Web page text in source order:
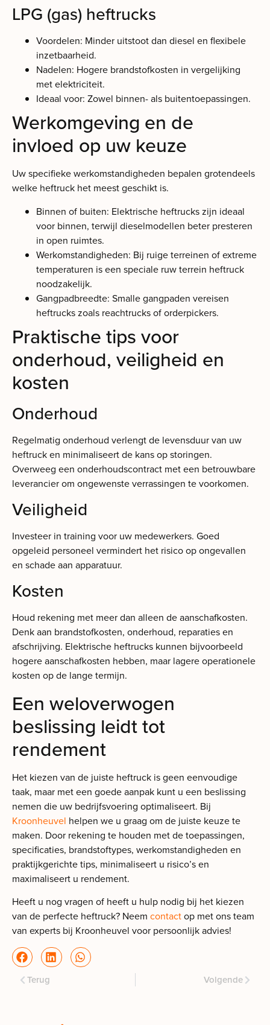
LPG (gas) heftrucks
Voordelen: Minder uitstoot dan diesel en flexibele
inzetbaarheid.
Nadelen: Hogere brandstofkosten in vergelijking
met elektriciteit.
Ideaal voor: Zowel binnen- als buitentoepassingen.
Werkomgeving en de
invloed op uw keuze
Uw specifieke werkomstandigheden bepalen grotendeels
welke heftruck het meest geschikt is.
Binnen of buiten: Elektrische heftrucks zijn ideaal
voor binnen, terwijl dieselmodellen beter presteren
in open ruimtes.
Werkomstandigheden: Bij ruige terreinen of extreme
temperaturen is een speciale ruw terrein heftruck
noodzakelijk.
Gangpadbreedte: Smalle gangpaden vereisen
heftrucks zoals reachtrucks of orderpickers.
Praktische tips voor
onderhoud, veiligheid en
kosten
Onderhoud
Regelmatig onderhoud verlengt de levensduur van uw
heftruck en minimaliseert de kans op storingen.
Overweeg een onderhoudscontract met een betrouwbare
leverancier om ongewenste verrassingen te voorkomen.
Veiligheid
Investeer in training voor uw medewerkers. Goed
opgeleid personeel vermindert het risico op ongevallen
en schade aan apparatuur.
Kosten
Houd rekening met meer dan alleen de aanschafkosten.
Denk aan brandstofkosten, onderhoud, reparaties en
afschrijving. Elektrische heftrucks kunnen bijvoorbeeld
hogere aanschafkosten hebben, maar lagere operationele
kosten op de lange termijn.
Een weloverwogen
beslissing leidt tot
rendement
Het kiezen van de juiste heftruck is geen eenvoudige
taak, maar met een goede aanpak kunt u een beslissing
nemen die uw bedrijfsvoering optimaliseert. Bij
Kroonheuvel helpen we u graag om de juiste keuze te
maken. Door rekening te houden met de toepassingen,
specificaties, brandstoftypes, werkomstandigheden en
praktijkgerichte tips, minimaliseert u risico’s en
maximaliseert u rendement.
Heeft u nog vragen of heeft u hulp nodig bij het kiezen
van de perfecte heftruck? Neem contactop met ons team
van experts bij Kroonheuvel voor persoonlijk advies!
Terug Volgende